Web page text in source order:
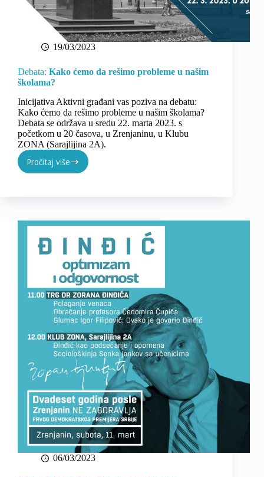
19/03/2023
Debata: Kako ćemo da rešimo probleme u našim
školama?
Inicijativa Aktivni građani vas poziva na debatu:
Kako ćemo da rešimo probleme u našim školama?
Debata se održava u sredu 22. marta 2023. s
početkom u 20 časova, u Zrenjaninu, u Klubu
ZONA (Sarajlijina 2A).
Pročitaj više
Debata:
da
probleme
školama?
06/03/2023